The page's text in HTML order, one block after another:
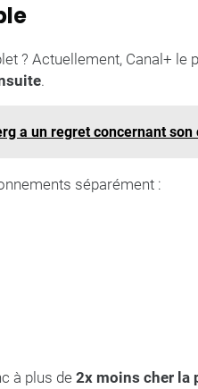
? Actuellement, Canal+ le
.
a un regret concernant
séparément :
à plus de2x moins cher la